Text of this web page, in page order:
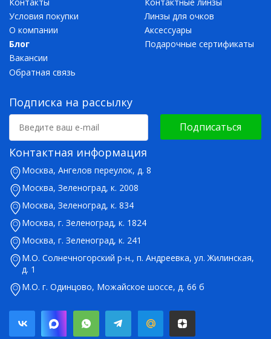
Условия покупки
О компании
Блог
Вакансии
Обратная связь
Линзы для очков
Аксессуары
Подарочные сертификаты
Подписка на рассылку
Подписаться
Контактная информация
Москва, Ангелов переулок, д. 8
Москва, Зеленоград, к. 2008
Москва, Зеленоград, к. 834
Москва, г. Зеленоград, к. 1824
Москва, г. Зеленоград, к. 241
М.О. Солнечногорский р-н., п. Андреевка, ул. Жилинская,
д. 1
М.О. г. Одинцово, Можайское шоссе, д. 66 б